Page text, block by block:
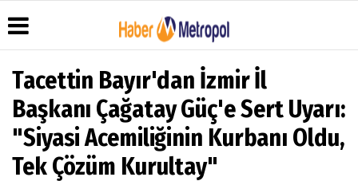
Üye Paneli
Haber
Arşivi
Hava
Durumu
Anketler
Köşe
Yazarları
Video
Künye
İletişim
Tacettin Bayır'dan İzmir İl
Başkanı Çağatay Güç'e Sert Uyarı:
"Siyasi Acemiliğinin Kurbanı Oldu,
Tek Çözüm Kurultay"